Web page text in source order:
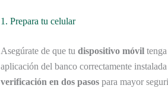
1. Prepara tu celular
Asegúrate de que tu dispositivo móvil
aplicación del banco correctamente
verificación en dos pasos para mayor